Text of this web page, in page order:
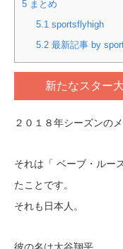
5 まとめ
5.1sportsflyhigh
5.2最新記事 by
新たなスター
２０１８年シーズンの
それは「 ベーブ・ルー
たことです。
それも日本人。